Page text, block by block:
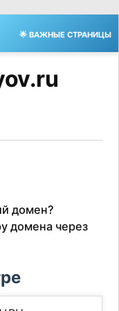
🌟 ВАЖНЫЕ СТРАНИЦЫ
домен?
домена через